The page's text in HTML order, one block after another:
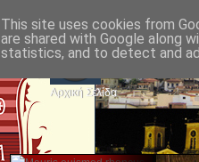
Αρχική Σελίδα
This site uses cookies from
are shared with Google along
statistics, and to detect and